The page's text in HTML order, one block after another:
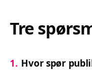
Tre
1. Hvor spør